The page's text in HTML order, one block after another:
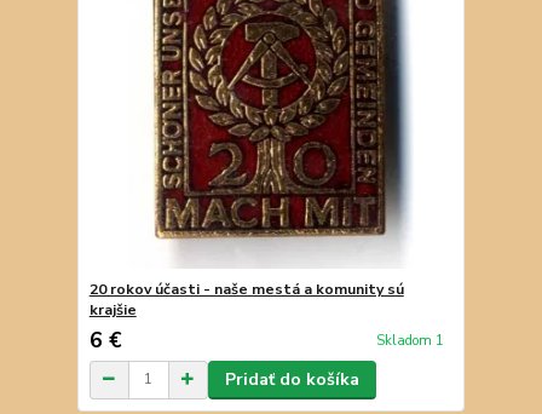
20 rokov účasti - naše mestá a komunity sú
krajšie
6 € Skladom 1
Pridať do košíka